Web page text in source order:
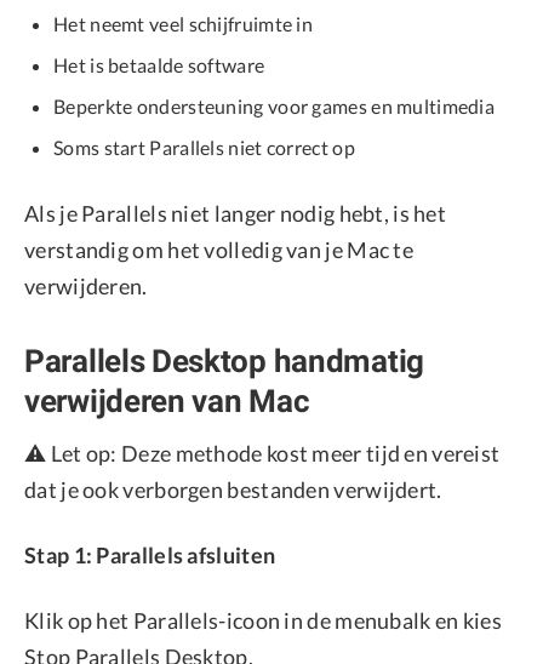
Het neemt veel schijfruimte in
Het is betaalde software
Beperkte ondersteuning voor games en multimedia
Soms start Parallels niet correct op
Als je Parallels niet langer nodig hebt, is het
verstandig om het volledig van je Mac te
verwijderen.
Parallels Desktop handmatig
verwijderen van Mac
⚠️ Let op: Deze methode kost meer tijd en vereist
dat je ook verborgen bestanden verwijdert.
Stap 1: Parallels afsluiten
Klik op het Parallels-icoon in de menubalk en kies
Stop Parallels Desktop.